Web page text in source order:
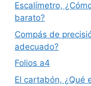
Escalímetro,
barato?
Compás de
adecuado?
Folios a4
El cartabón, ¿Qué